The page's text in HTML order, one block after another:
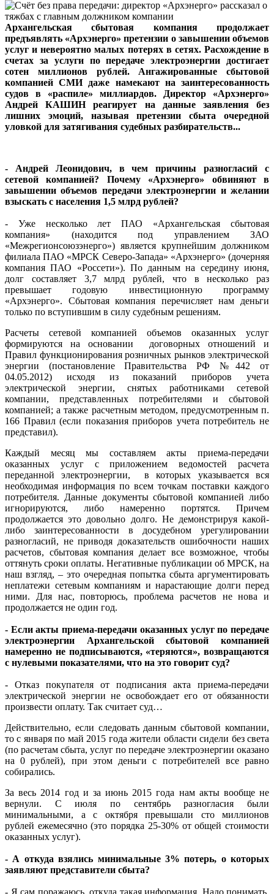
Архангельская сбытовая компания продолжает
предъявлять «Архэнерго» претензии о завышении объемов
услуг и невероятно малых потерях в сетях. Расхождение в
счетах за услуги по передаче электроэнергии достигает
сотен миллионов рублей. Ангажированные сбытовой
компанией СМИ даже намекают на заинтересованность
судов в «распиле» миллиардов. Директор «Архэнерго»
Андрей КАШИН реагирует на данные заявления без
лишних эмоций, называя претензии сбыта очередной
уловкой для затягивания судебных разбирательств...
- Андрей Леонидович, в чем причины разногласий с
сетевой компанией? Почему «Архэнерго» обвиняют в
завышении объемов передачи электроэнергии и желании
взыскать с населения 1,5 млрд рублей?
- Уже несколько лет ПАО «Архангельская сбытовая
компания» (находится под управлением ЗАО
«Межрегионсоюзэнерго») является крупнейшим должником
филиала ПАО «МРСК Северо-Запада» «Архэнерго» (дочерняя
компания ПАО «Россети»). По данным на середину июня,
долг составляет 3,7 млрд рублей, что в несколько раз
превышает годовую инвестиционную программу
«Архэнерго». Сбытовая компания перечисляет нам деньги
только по вступившим в силу судебным решениям.
Расчеты сетевой компанией объемов оказанных услуг
формируются на основании договорных отношений и
Правил функционирования розничных рынков электрической
энергии (постановление Правительства РФ №442 от
04.05.2012) исходя из показаний приборов учета
электрической энергии, снятых работниками сетевой
компании, представленных потребителями и сбытовой
компанией; а также расчетным методом, предусмотренным п.
166 Правил (если показания приборов учета потребитель не
представил).
Каждый месяц мы составляем акты приема-передачи
оказанных услуг с приложением ведомостей расчета
переданной электроэнергии, в которых указывается вся
необходимая информация по всем точкам поставки каждого
потребителя. Данные документы сбытовой компанией либо
игнорируются, либо намеренно портятся. Причем
продолжается это довольно долго. Не демонстрируя какой-
либо заинтересованности в досудебном урегулировании
разногласий, не приводя доказательств ошибочности наших
расчетов, сбытовая компания делает все возможное, чтобы
оттянуть сроки оплаты. Негативные публикации об МРСК, на
наш взгляд, – это очередная попытка сбыта аргументировать
неплатежи сетевым компаниям и нарастающие долги перед
ними. Для нас, повторюсь, проблема расчетов не нова и
продолжается не один год.
- Если акты приема-передачи оказанных услуг по передаче
электроэнергии Архангельской сбытовой компанией
намеренно не подписываются, «теряются», возвращаются
с нулевыми показателями, что на это говорит суд?
- Отказ покупателя от подписания акта приема-передачи
электрической энергии не освобождает его от обязанности
произвести оплату. Так считает суд…
Действительно, если следовать данным сбытовой компании,
то с января по май 2015 года жители области сидели без света
(по расчетам сбыта, услуг по передаче электроэнергии оказано
на 0 рублей), при этом деньги с потребителей все равно
собирались.
За весь 2014 год и за июнь 2015 года нам акты вообще не
вернули. С июля по сентябрь разногласия были
минимальными, а с октября превышали сто миллионов
рублей ежемесячно (это порядка 25-30% от общей стоимости
оказанных услуг).
- А откуда взялись минимальные 3% потерь, о которых
заявляют представители сбыта?
- Я сам поражаюсь, откуда такая информация. Надо понимать,